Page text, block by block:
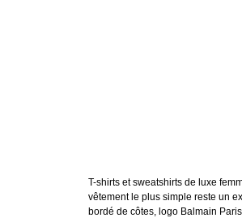
T-shirts et sweatshirts de luxe
vêtement le plus simple reste un
bordé de côtes, logo Balmain